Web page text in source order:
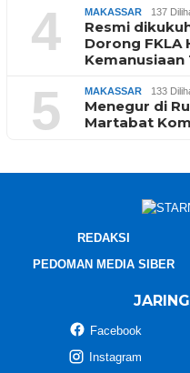
4 MAKASSAR 137
Resmi
Dorong FKLA
Kemanusiaan
5 MAKASSAR 133
Menegur di
Martabat
REDAKSI
PEDOMAN MEDIA SIBER
Facebook
Instagram